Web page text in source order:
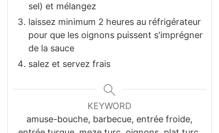
sel) et mélangez
laissez minimum 2 heures au réfrigérateur
pour que les oignons puissent s'imprégner
de la sauce
salez et servez frais
KEYWORD
amuse-bouche, barbecue, entrée froide,